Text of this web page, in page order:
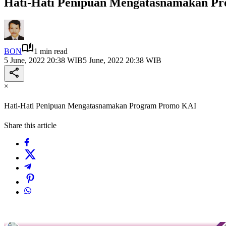
BON
1 min read
5 June, 2022 20:38 WIB5 June, 2022 20:38 WIB
×
Hati-Hati Penipuan Mengatasnamakan Program Promo KAI
Share this article